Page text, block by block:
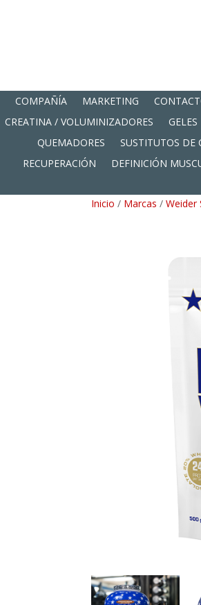
COMPAÑÍA MARKETING
CREATINA / VOLUMINIZADORES
GELES
QUEMADORES
SUSTITUTOS DE
RECUPERACIÓN
DEFINICIÓN
Inicio / Marcas / Weider